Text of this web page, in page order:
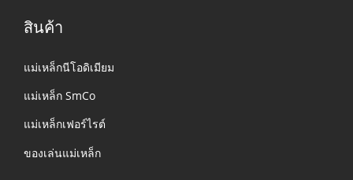
สินค้า
แม่เหล็กนีโอดิเมียม
แม่เหล็ก SmCo
แม่เหล็กเฟอร์ไรต์
ของเล่นแม่เหล็ก